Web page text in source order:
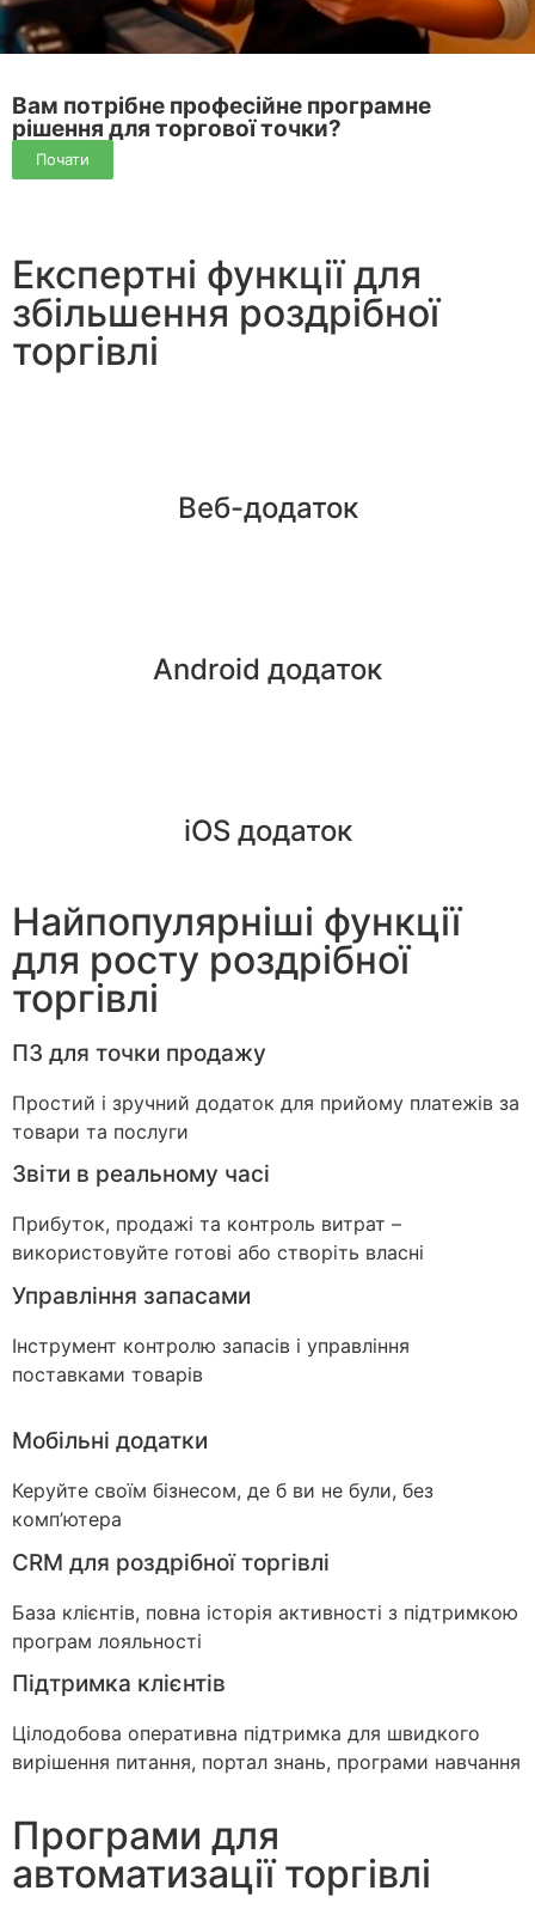
Вам потрібне професійне програмне
рішення для торгової точки?
Почати
Експертні функції для
збільшення роздрібної
торгівлі
Веб-додаток
Android додаток
iOS додаток
Найпопулярніші функції
для росту роздрібної
торгівлі
ПЗ для точки продажу
Простий і зручний додаток для прийому платежів за
товари та послуги
Звіти в реальному часі
Прибуток, продажі та контроль витрат –
використовуйте готові або створіть власні
Управління запасами
Інструмент контролю запасів і управління
поставками товарів
Мобільні додатки
Керуйте своїм бізнесом, де б ви не були, без
комп’ютера
CRM для роздрібної торгівлі
База клієнтів, повна історія активності з підтримкою
програм лояльності
Підтримка клієнтів
Цілодобова оперативна підтримка для швидкого
вирішення питання, портал знань, програми навчання
Програми для
автоматизації торгівлі